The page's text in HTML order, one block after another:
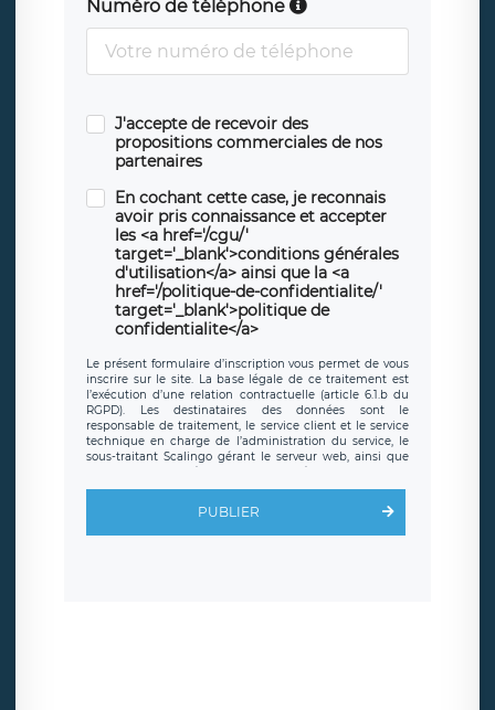
Numéro de téléphone
J'accepte de recevoir des
propositions commerciales de nos
partenaires
En cochant cette case, je reconnais
avoir pris connaissance et accepter
les <a href='/cgu/'
target='_blank'>conditions générales
d'utilisation</a> ainsi que la <a
href='/politique-de-confidentialite/'
target='_blank'>politique de
confidentialite</a>
Le présent formulaire d’inscription vous permet de vous
inscrire sur le site. La base légale de ce traitement est
l’exécution d’une relation contractuelle (article 6.1.b du
RGPD). Les destinataires des données sont le
responsable de traitement, le service client et le service
technique en charge de l’administration du service, le
sous-traitant Scalingo gérant le serveur web, ainsi que
toute personne légalement autorisée. Le formulaire
d’inscription est hébergé sur un serveur hébergé par
clauses de
protection conformes au RGPD
. Les données collectées
sont conservées jusqu’à ce que l’Internaute en sollicite la
PUBLIER